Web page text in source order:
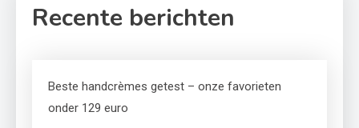
Recente berichten
Beste handcrèmes getest – onze favorieten
onder 129 euro